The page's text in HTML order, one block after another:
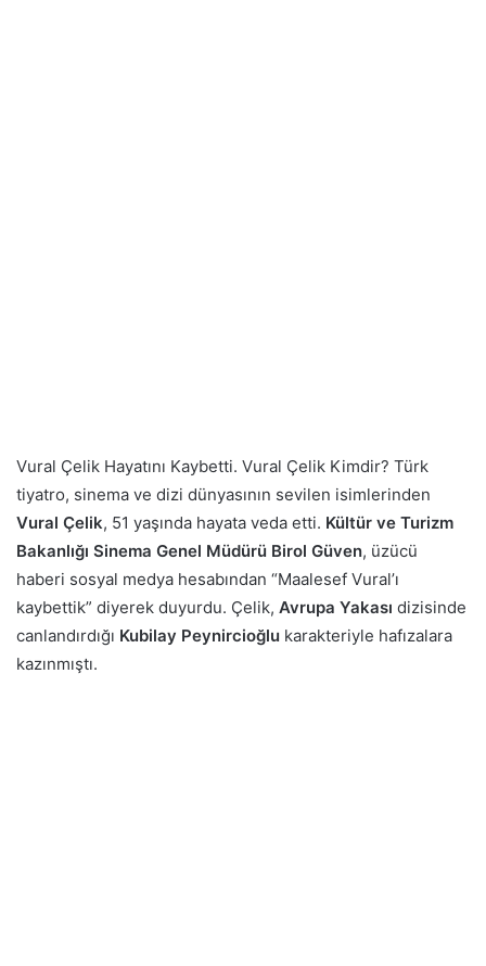
Vural Çelik Hayatını Kaybetti. Vural Çelik Kimdir? Türk
tiyatro, sinema ve dizi dünyasının sevilen isimlerinden
Vural Çelik, 51 yaşında hayata veda etti. Kültür ve Turizm
Bakanlığı Sinema Genel Müdürü Birol Güven, üzücü
haberi sosyal medya hesabından “Maalesef Vural’ı
kaybettik” diyerek duyurdu. Çelik, Avrupa Yakası dizisinde
canlandırdığı Kubilay Peynircioğlu karakteriyle hafızalara
kazınmıştı.